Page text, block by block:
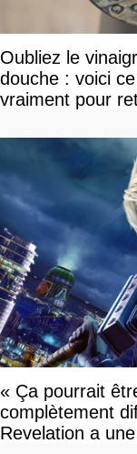
Oubliez le
douche : voici
vraiment pour
« Ça pourrait
complètement
Revelation a